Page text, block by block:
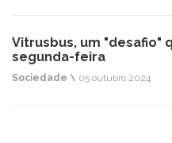
Vitrusbus, um "desafio"
segunda-feira
Sociedade \ 05 outubro 2024